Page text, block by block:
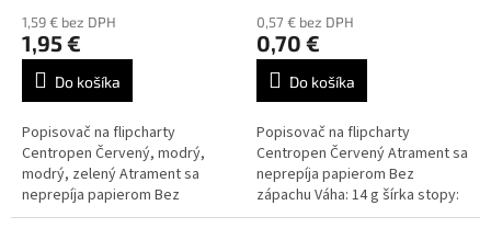
1,59 € bez DPH
1,95 €
Do košíka
Popisovač na flipcharty
Centropen Červený, modrý,
modrý, zelený Atrament sa
neprepíja papierom Bez
zápachu Váha: 80 g šírka stopy:
0,57 € bez DPH
0,70 €
Do košíka
Popisovač na flipcharty
Centropen Červený Atrament sa
neprepíja papierom Bez
zápachu Váha: 14 g šírka stopy:
2,5 mm